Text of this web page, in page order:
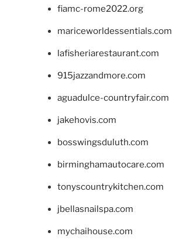
fiamc-rome2022.org
mariceworldessentials.com
lafisheriarestaurant.com
915jazzandmore.com
aguadulce-countryfair.com
jakehovis.com
bosswingsduluth.com
birminghamautocare.com
tonyscountrykitchen.com
jbellasnailspa.com
mychaihouse.com